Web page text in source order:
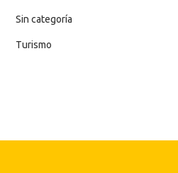
Sin categoría
Turismo